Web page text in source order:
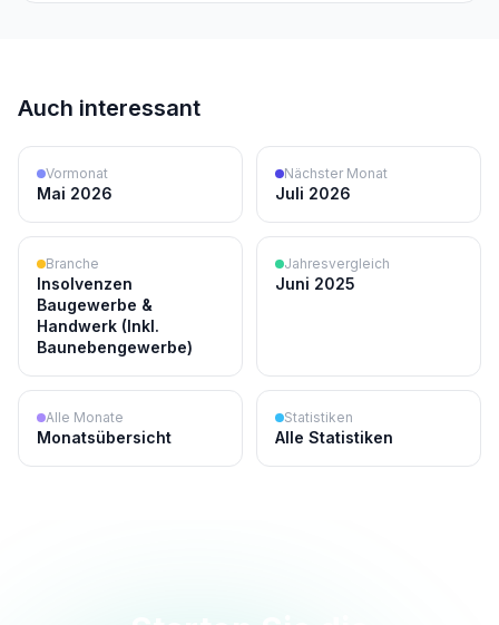
Auch interessant
Vormonat
Mai 2026
Nächster Monat
Juli 2026
Branche
Insolvenzen
Baugewerbe &
Handwerk (Inkl.
Baunebengewerbe)
Jahresvergleich
Juni 2025
Alle Monate
Monatsübersicht
Statistiken
Alle Statistiken